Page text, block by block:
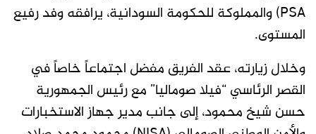
PSA) والمملوكة للحكومة السودانية، يرافقه وفد رفيع
المستوى.
وخلال زيارته، عقد الفريق مفضل اجتماعاً خاصاً في
القصر الرئاسي “فيلا صوماليا” مع رئيس الجمهورية
حسن شيخ محمود، إلى جانب مدير جهاز الاستخبارات